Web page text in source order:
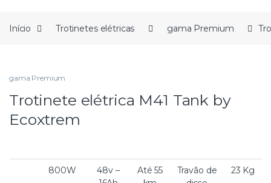
Início Trotinetes elétricas gama Premium
gama Premium
Trotinete elétrica M41 Tank by
Ecoxtrem
800W
48v –
Até 55
Travão de
23 Kg